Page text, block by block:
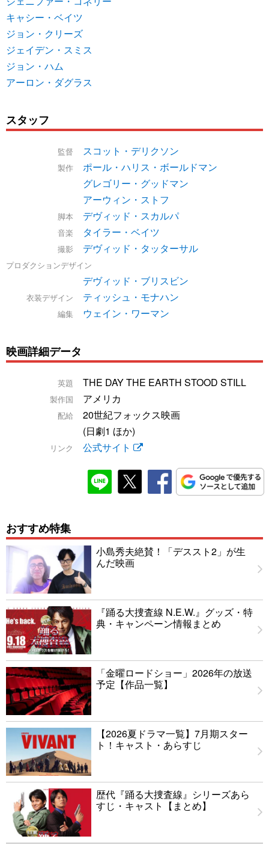
キャシー・ベイツ
ジョン・クリーズ
ジェイデン・スミス
ジョン・ハム
アーロン・ダグラス
スタッフ
監督 スコット・デリクソン
製作
ポール・ハリス・ボールドマン
グレゴリー・グッドマン
アーウィン・ストフ
脚本 デヴィッド・スカルパ
音楽 タイラー・ベイツ
撮影 デヴィッド・タッターサル
プロダクションデザイン
デヴィッド・ブリスビン
衣装デザイン ティッシュ・モナハン
編集 ウェイン・ワーマン
映画詳細データ
英題 THE DAY THE EARTH STOOD STILL
製作国 アメリカ
配給
20世紀フォックス映画
(日劇1 ほか)
リンク 公式サイト
おすすめ特集
小島秀夫絶賛！「デススト2」が生
んだ映画
『踊る大捜査線 N.E.W.』グッズ・特
典・キャンペーン情報まとめ
「金曜ロードショー」2026年の放送
予定【作品一覧】
【2026夏ドラマ一覧】7月期スター
ト！キャスト・あらすじ
歴代『踊る大捜査線』シリーズあら
すじ・キャスト【まとめ】